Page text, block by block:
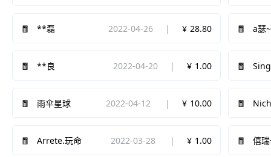
**磊 2022-04-26 28.80 a瑟~
**良 2022-04-20 1.00 Sing
雨伞星球 2022-04-12 10.00
Arrete.玩命 2022-03-28 1.00 僖